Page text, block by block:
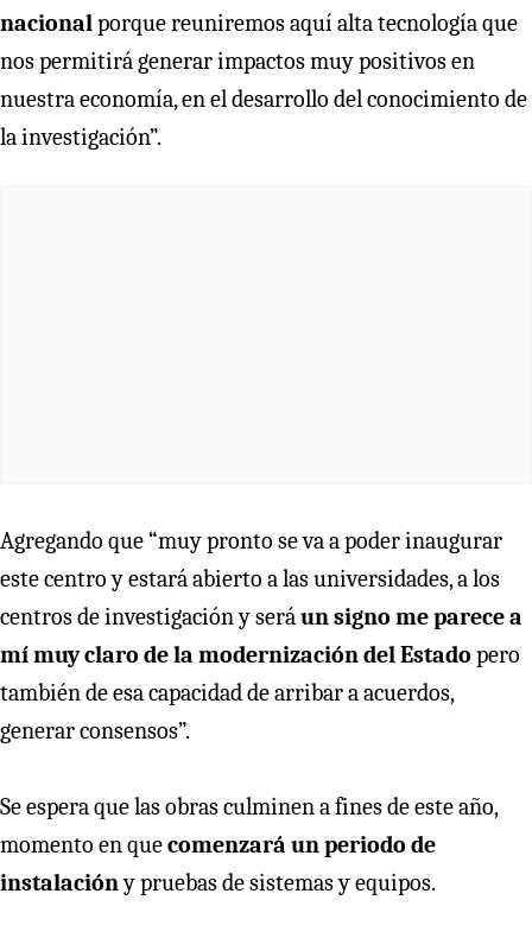
nacionalporque reuniremos aquí alta tecnología que
nos permitirá generar impactos muy positivos en
nuestra economía, en el desarrollo del conocimiento de
la investigación”.
Agregando que “muy pronto se va a poder inaugurar
este centro y estará abierto a las universidades, a los
centros de investigación y seráun signo me parece a
mí muy claro de la modernización del Estado pero
también de esa capacidad de arribar a acuerdos,
generar consensos”.
Se espera que las obras culminen a fines de este año,
momento en quecomenzará un periodo de
instalacióny pruebas de sistemas y equipos.